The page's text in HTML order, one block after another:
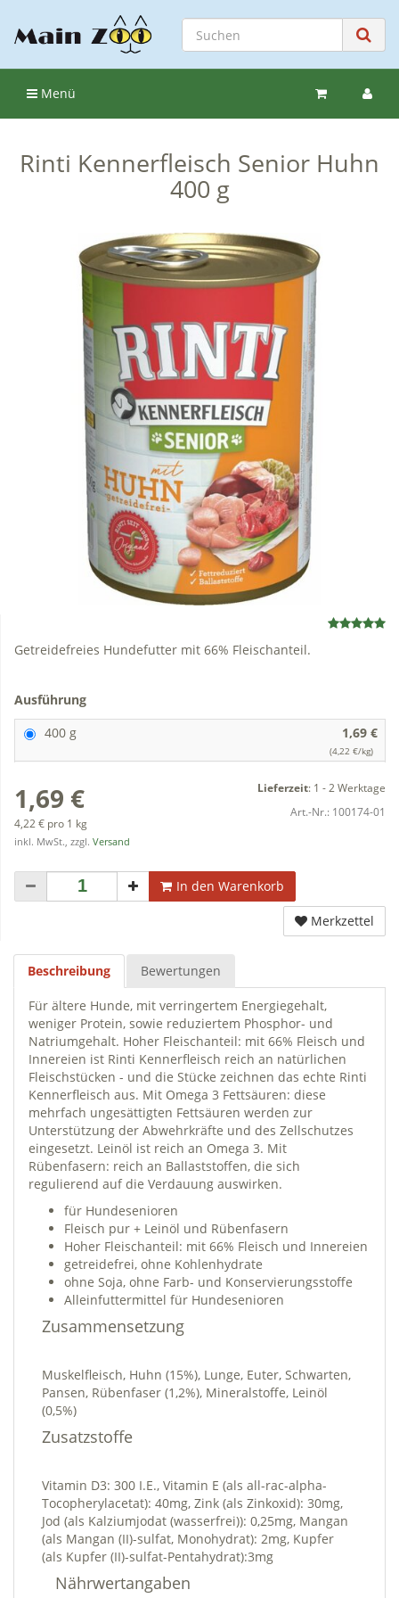
Menü
Rinti Kennerfleisch Senior Huhn
400 g
Getreidefreies Hundefutter mit 66% Fleischanteil.
Ausführung
400 g
1,69 €
(4,22 €/kg)
1,69 €
4,22 € pro 1 kg
inkl. MwSt., zzgl. Versand
Lieferzeit: 1 - 2 Werktage
Art.-Nr.: 100174-01
In den Warenkorb
Merkzettel
Beschreibung Bewertungen
Für ältere Hunde, mit verringertem Energiegehalt,
weniger Protein, sowie reduziertem Phosphor- und
Natriumgehalt. Hoher Fleischanteil: mit 66% Fleisch und
Innereien ist Rinti Kennerfleisch reich an natürlichen
Fleischstücken - und die Stücke zeichnen das echte Rinti
Kennerfleisch aus. Mit Omega 3 Fettsäuren: diese
mehrfach ungesättigten Fettsäuren werden zur
Unterstützung der Abwehrkräfte und des Zellschutzes
eingesetzt. Leinöl ist reich an Omega 3. Mit
Rübenfasern: reich an Ballaststoffen, die sich
regulierend auf die Verdauung auswirken.
für Hundesenioren
Fleisch pur + Leinöl und Rübenfasern
Hoher Fleischanteil: mit 66% Fleisch und Innereien
getreidefrei, ohne Kohlenhydrate
ohne Soja, ohne Farb- und Konservierungsstoffe
Alleinfuttermittel für Hundesenioren
Zusammensetzung
Muskelfleisch, Huhn (15%), Lunge, Euter, Schwarten,
Pansen, Rübenfaser (1,2%), Mineralstoffe, Leinöl
(0,5%)
Zusatzstoffe
Vitamin D3: 300 I.E., Vitamin E (als all-rac-alpha-
Tocopherylacetat): 40mg, Zink (als Zinkoxid): 30mg,
Jod (als Kalziumjodat (wasserfrei)): 0,25mg, Mangan
(als Mangan (II)-sulfat, Monohydrat): 2mg, Kupfer
(als Kupfer (II)-sulfat-Pentahydrat):3mg
Nährwertangaben